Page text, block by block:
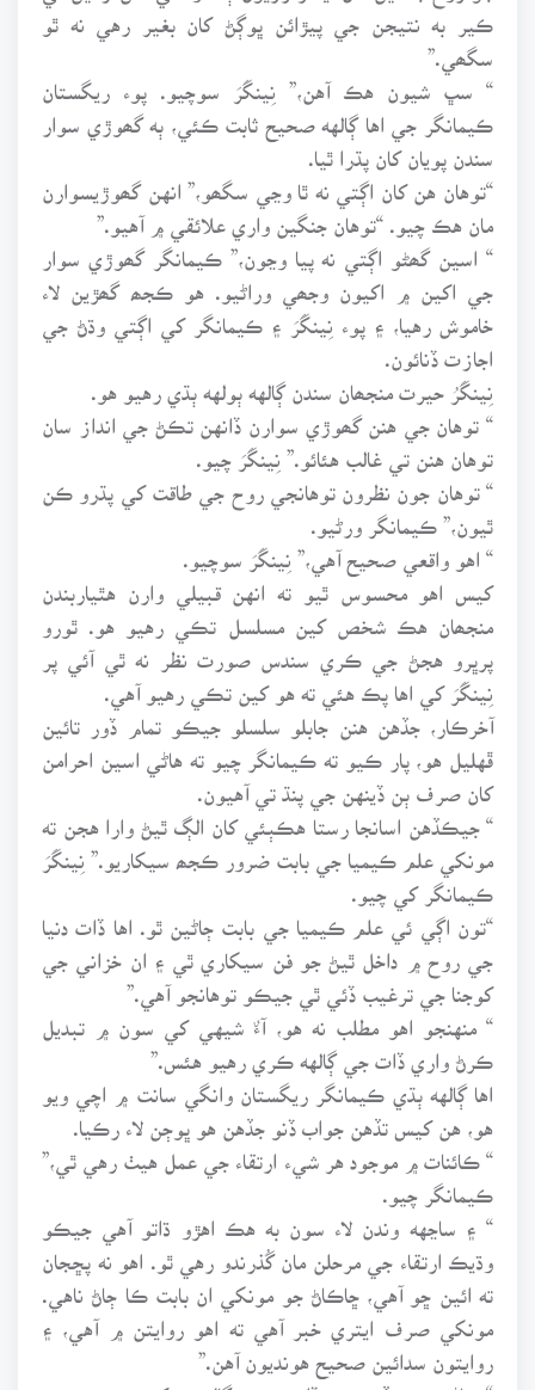
ڪير به نتيجن جي پيڙائن ڀوڳڻ کان بغير رهي نه ٿو
سگھي.”
“ سڀ شيون هڪ آهن،” نِينگَرَ سوچيو. پوء ريگستان
ڪيمانگر جي اها ڳالهه صحيح ثابت ڪئي، ٻه گھوڙي سوار
سندن پويان کان پڌرا ٿيا.
“توهان هن کان اڳتي نه ٿا وڃي سگھو،” انهن گھوڙيسوارن
مان هڪ چيو. “توهان جنگين واري علائقي ۾ آهيو.”
“ اسين گھڻو اڳتي نه پيا وڃون،” ڪيمانگر گھوڙي سوار
جي اکين ۾ اکيون وجھي وراڻيو. هو ڪجھ گھڙين لاء
خاموش رهيا، ۽ پوء نِينگَرَ ۽ ڪيمانگر کي اڳتي وڌڻ جي
اجازت ڏنائون.
نِينگَرُ حيرت منجھان سندن ڳالهه ٻولهه ٻڌي رهيو هو.
“ توهان جي هنن گھوڙي سوارن ڏانهن تڪڻ جي انداز سان
توهان هنن تي غالب هئائو.” نِينگَرَ چيو.
“ توهان جون نظرون توهانجي روح جي طاقت کي پڌرو ڪن
ٿيون،” ڪيمانگر ورڻيو.
“ اهو واقعي صحيح آهي،” نِينگَرَ سوچيو.
کيس اهو محسوس ٿيو ته انهن قبيلي وارن هٿياربندن
منجھان هڪ شخص کين مسلسل تڪي رهيو هو. ٿورو
پرڀرو هجڻ جي ڪري سندس صورت نظر نه ٿي آئي پر
نِينگَرَ کي اها پڪ هئي ته هو کين تڪي رهيو آهي.
آخرڪار، جڏهن هنن جابلو سلسلو جيڪو تمام ڏور تائين
ڦهليل هو، پار ڪيو ته ڪيمانگر چيو ته هاڻي اسين احرامن
کان صرف ٻن ڏينهن جي پنڌ تي آهيون.
“ جيڪڏهن اسانجا رستا هڪٻئي کان الڳ ٿيڻ وارا هجن ته
مونکي علم ڪيميا جي بابت ضرور ڪجھ سيکاريو.” نِينگَرَ
ڪيمانگر کي چيو.
“تون اڳي ئي علم ڪيميا جي بابت ڄاڻين ٿو. اها ڏات دنيا
جي روح ۾ داخل ٿيڻ جو فن سيکاري ٿي ۽ ان خزاني جي
کوجنا جي ترغيب ڏئي ٿي جيڪو توهانجو آهي.”
“ منهنجو اهو مطلب نه هو، آءٌ شيهي کي سون ۾ تبديل
ڪرڻ واري ڏات جي ڳالهه ڪري رهيو هئس.”
اها ڳالهه ٻڌي ڪيمانگر ريگستان وانگي سانت ۾ اچي ويو
هو، هن کيس تڏهن جواب ڏنو جڏهن هو ڀوڄن لاء رڪيا.
“ ڪائنات ۾ موجود هر شيء ارتقاء جي عمل هيٺ رهي ٿي،”
ڪيمانگر چيو.
“ ۽ ساڃهه وندن لاء سون به هڪ اهڙو ڌاتو آهي جيڪو
وڌيڪ ارتقاء جي مرحلن مان گُذرندو رهي ٿو. اهو نه پڇجان
ته ائين ڇو آهي، ڇاڪاڻ جو مونکي ان بابت ڪا ڄاڻ ناهي.
مونکي صرف ايتري خبر آهي ته اهو روايتن ۾ آهي، ۽
روايتون سدائين صحيح هونديون آهن.”
“ ماڻهون ڪڏهن به ڏاهن جي ڳالهين کي نه سمجھي